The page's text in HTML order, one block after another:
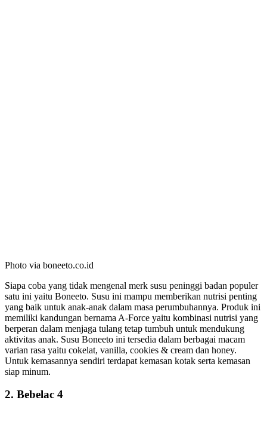
Photo via boneeto.co.id
Siapa coba yang tidak mengenal merk susu peninggi badan populer
satu ini yaitu Boneeto. Susu ini mampu memberikan nutrisi penting
yang baik untuk anak-anak dalam masa perumbuhannya. Produk ini
memiliki kandungan bernama A-Force yaitu kombinasi nutrisi yang
berperan dalam menjaga tulang tetap tumbuh untuk mendukung
aktivitas anak. Susu Boneeto ini tersedia dalam berbagai macam
varian rasa yaitu cokelat, vanilla, cookies & cream dan honey.
Untuk kemasannya sendiri terdapat kemasan kotak serta kemasan
siap minum.
2. Bebelac 4